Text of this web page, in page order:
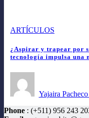
ARTÍCULOS
¿Aspirar y trapear por
tecnología impulsa una
Yajaira
Phone : (+511) 956 243